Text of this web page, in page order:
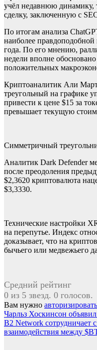
учёл недавнюю динамику,
сделку, заключенную с
По итогам анализа
наиболее
года. По его мнению,
недели вполне
положительных
Криптоаналитик Али
треугольный на графике
привести к цене $15 за
превышает текущую
Симметричный
Аналитик Dark Defender
после преодоления
$2,3620 криптовалюта
$3,3330.
Технические настройки
на перепутье. Индекс
доказывает, что на
бычьего или медвежьего
Средний рейтинг
0 из 5 звезд. 0 голосов.
Вам нужно
Навигация
по
Чарльз Хоскинсон
B2 Network сотрудничает
взаимодействия между